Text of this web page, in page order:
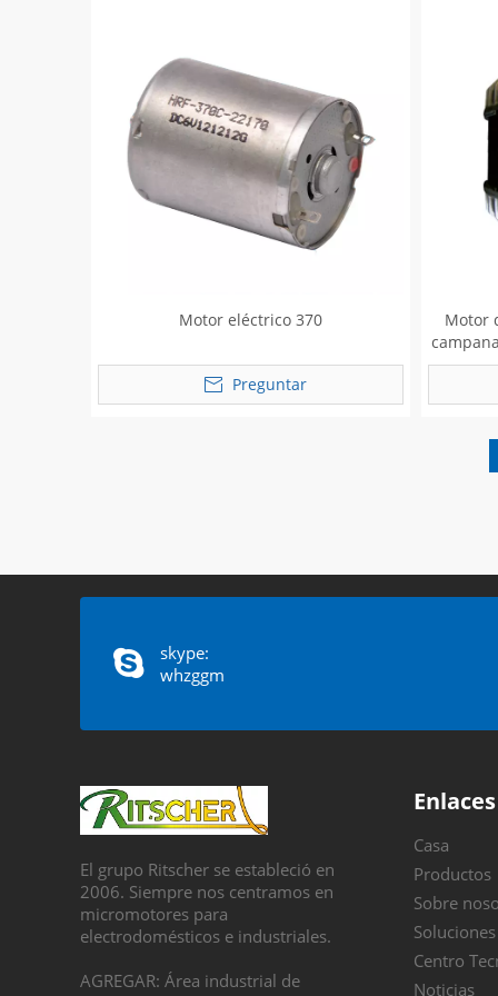
Motor eléctrico 370
Preguntar
Motor
skype:
whzggm
El grupo Ritscher se estableció en
2006. Siempre nos centramos en
micromotores para
electrodomésticos e industriales.
AGREGAR: Área industrial de
Casa
Productos
Sobre
Soluciones
Centro
Noticias